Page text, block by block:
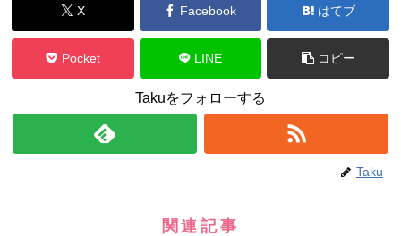
X Facebook はてブ
Pocket LINE コピー
Takuをフォローする
Taku
関連記事